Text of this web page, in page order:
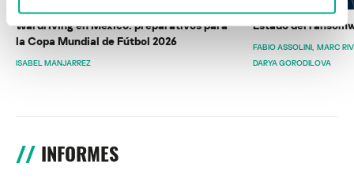
Wardriving en México: preparativos para
la Copa Mundial de Fútbol 2026
ISABEL MANJARREZ
Estado del
FABIO ASSOLINI MARC
DARYA GORODILOVA
INFORMES